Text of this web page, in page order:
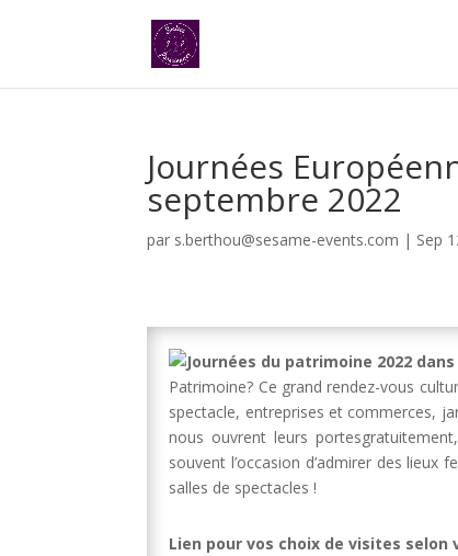
Journées
septembre 2022
par s.berthou@sesame-events.com | Sep
Patrimoine? Ce grand rendez-vous
spectacle, entreprises et commerces,
nous ouvrent leurs
souvent l’occasion d’admirer des
salles de spectacles !
Lien pour vos choix de visites selon